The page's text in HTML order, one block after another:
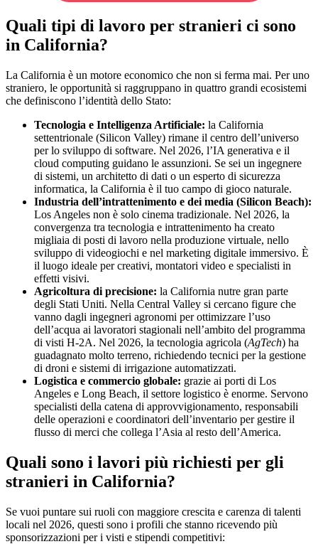
Quali tipi di lavoro per stranieri ci sono
in California?
La California è un motore economico che non si ferma mai. Per uno
straniero, le opportunità si raggruppano in quattro grandi ecosistemi
che definiscono l’identità dello Stato:
Tecnologia e Intelligenza Artificiale: la California
settentrionale (Silicon Valley) rimane il centro dell’universo
per lo sviluppo di software. Nel 2026, l’IA generativa e il
cloud computing guidano le assunzioni. Se sei un ingegnere
di sistemi, un architetto di dati o un esperto di sicurezza
informatica, la California è il tuo campo di gioco naturale.
Industria dell’intrattenimento e dei media (Silicon Beach):
Los Angeles non è solo cinema tradizionale. Nel 2026, la
convergenza tra tecnologia e intrattenimento ha creato
migliaia di posti di lavoro nella produzione virtuale, nello
sviluppo di videogiochi e nel marketing digitale immersivo. È
il luogo ideale per creativi, montatori video e specialisti in
effetti visivi.
Agricoltura di precisione: la California nutre gran parte
degli Stati Uniti. Nella Central Valley si cercano figure che
vanno dagli ingegneri agronomi per ottimizzare l’uso
dell’acqua ai lavoratori stagionali nell’ambito del programma
di visti H-2A. Nel 2026, la tecnologia agricola (AgTech) ha
guadagnato molto terreno, richiedendo tecnici per la gestione
di droni e sistemi di irrigazione automatizzati.
Logistica e commercio globale: grazie ai porti di Los
Angeles e Long Beach, il settore logistico è enorme. Servono
specialisti della catena di approvvigionamento, responsabili
delle operazioni e coordinatori dell’inventario per gestire il
flusso di merci che collega l’Asia al resto dell’America.
Quali sono i lavori più richiesti per gli
stranieri in California?
Se vuoi puntare sui ruoli con maggiore crescita e carenza di talenti
locali nel 2026, questi sono i profili che stanno ricevendo più
sponsorizzazioni per i visti e stipendi competitivi: